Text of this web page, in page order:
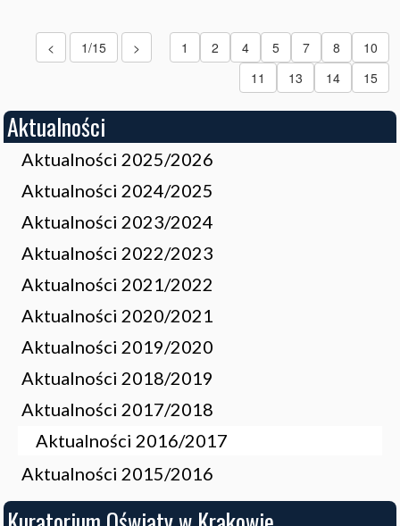
< 1/15 > 1 2 4 5 7 8
10
11
13 14 15
Aktualności
Aktualności 2025/2026
Aktualności 2024/2025
Aktualności 2023/2024
Aktualności 2022/2023
Aktualności 2021/2022
Aktualności 2020/2021
Aktualności 2019/2020
Aktualności 2018/2019
Aktualności 2017/2018
Aktualności 2016/2017
Aktualności 2015/2016